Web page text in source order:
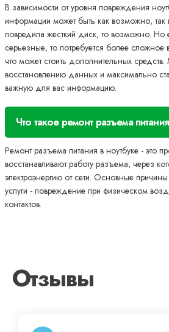
В зависимости от уровня повреждения
информации может быть как возможно, так
повредила жесткий диск, то возможно. Но
серьезные, то потребуется более
что может стоить дополнительных
восстановлению данных и максимально
важную для вас информацию.
Что такое ремонт разъема
Ремонт разъема питания в ноутбуке - это
восстанавливают работу разъема, через
электроэнергию от сети. Основные
услуги - повреждение при физическом
контактов.
Отзывы